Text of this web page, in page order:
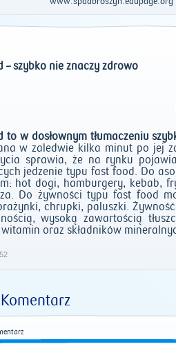
– szybko nie znaczy zdrowo
to w dosłownym tłumaczeniu
w zaledwie kilka minut po jej
sprawia, że na rynku
jedzenie typu fast food. Do
hot dogi, hamburgery, kebab,
Do żywności typu fast food
chrupki, paluszki.
wysoką zawartością
oraz składników
52